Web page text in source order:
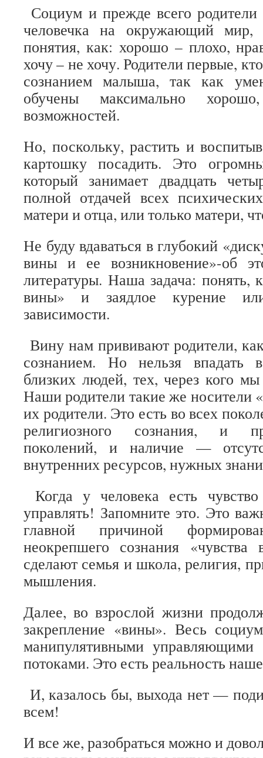
Социум и прежде всего
человечка на окружающий мир,
понятия, как: хорошо – плохо,
хочу – не хочу. Родители первые,
сознанием малыша, так как
обучены максимально
возможностей.
Но, поскольку, растить и
картошку посадить. Это
который занимает двадцать
полной отдачей всех
матери и отца, или только матери,
Не буду вдаваться в глубокий
вины и ее возникновение»-об
литературы. Наша задача: понять,
вины» и заядлое курение
зависимости.
Вину нам прививают родители,
сознанием. Но нельзя впадать
близких людей, тех, через кого
Наши родители такие же носители
их родители. Это есть во всех
религиозного сознания, и
поколений, и наличие —
внутренних ресурсов, нужных
Когда у человека есть
управлять! Запомните это. Это
главной причиной
неокрепшего сознания
сделают семья и школа, религия,
мышления.
Далее, во взрослой жизни
закрепление «вины». Весь
манипулятивными управляющими
потоками. Это есть реальность
И, казалось бы, выхода нет —
всем!
И все же, разобраться можно и